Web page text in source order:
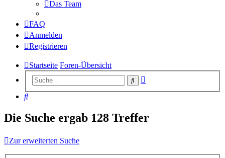
Das Team
FAQ
Anmelden
Registrieren
Startseite Foren-Übersicht
Suche
Suche
Die Suche ergab 128 Treffer
Zur erweiterten Suche